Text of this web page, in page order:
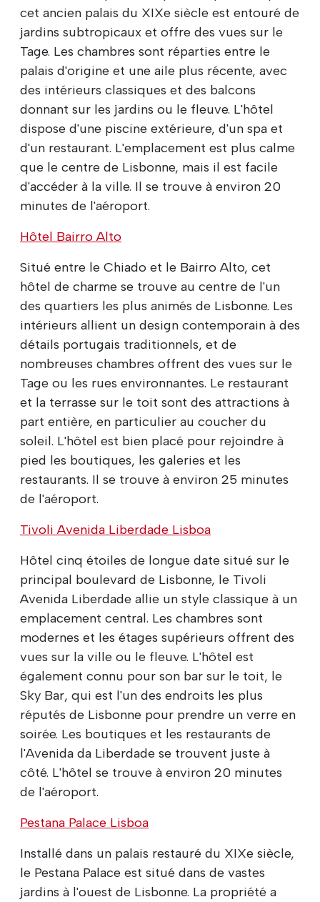
cet ancien palais du XIXe siècle est entouré de
jardins subtropicaux et offre des vues sur le
Tage. Les chambres sont réparties entre le
palais d'origine et une aile plus récente, avec
des intérieurs classiques et des balcons
donnant sur les jardins ou le fleuve. L'hôtel
dispose d'une piscine extérieure, d'un spa et
d'un restaurant. L'emplacement est plus calme
que le centre de Lisbonne, mais il est facile
d'accéder à la ville. Il se trouve à environ 20
minutes de l'aéroport.
Hôtel Bairro Alto
Situé entre le Chiado et le Bairro Alto, cet
hôtel de charme se trouve au centre de l'un
des quartiers les plus animés de Lisbonne. Les
intérieurs allient un design contemporain à des
détails portugais traditionnels, et de
nombreuses chambres offrent des vues sur le
Tage ou les rues environnantes. Le restaurant
et la terrasse sur le toit sont des attractions à
part entière, en particulier au coucher du
soleil. L'hôtel est bien placé pour rejoindre à
pied les boutiques, les galeries et les
restaurants. Il se trouve à environ 25 minutes
de l'aéroport.
Tivoli Avenida Liberdade Lisboa
Hôtel cinq étoiles de longue date situé sur le
principal boulevard de Lisbonne, le Tivoli
Avenida Liberdade allie un style classique à un
emplacement central. Les chambres sont
modernes et les étages supérieurs offrent des
vues sur la ville ou le fleuve. L'hôtel est
également connu pour son bar sur le toit, le
Sky Bar, qui est l'un des endroits les plus
réputés de Lisbonne pour prendre un verre en
soirée. Les boutiques et les restaurants de
l'Avenida da Liberdade se trouvent juste à
côté. L'hôtel se trouve à environ 20 minutes
de l'aéroport.
Pestana Palace Lisboa
Installé dans un palais restauré du XIXe siècle,
le Pestana Palace est situé dans de vastes
jardins à l'ouest de Lisbonne. La propriété a